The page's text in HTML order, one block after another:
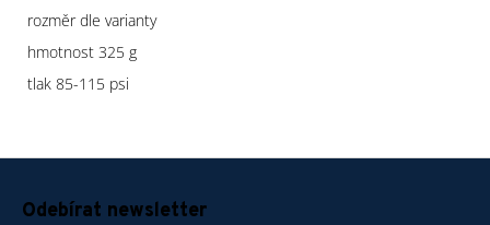
rozměr dle varianty
hmotnost 325 g
tlak 85-115 psi
Odebírat newsletter